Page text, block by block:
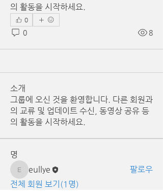
의 활동을 시작하세요.
0
0 8
소개
그룹에 오신 것을 환영합니다. 다른 회원과
의 교류 및 업데이트 수신, 동영상 공유 등
의 활동을 시작하세요.
명
eullyeeullye
팔로우
전체 회원 보기(1명)